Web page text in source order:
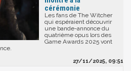
cérémonie
Les fans de The Witcher
qui espéraient découvrir
une bande-annonce du
quatrième opus lors des
Game Awards 2025 vont
27/11/2025, 09:51